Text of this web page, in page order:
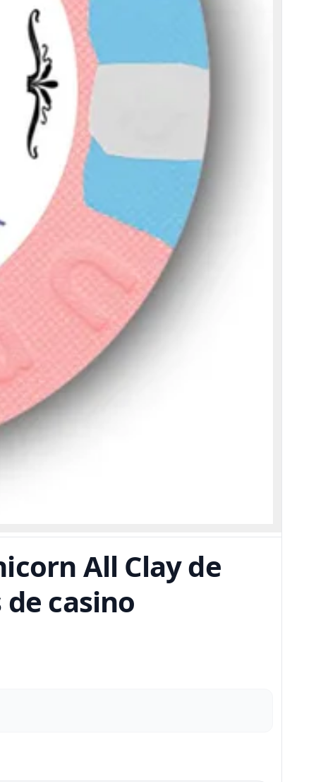
All Clay de
casino